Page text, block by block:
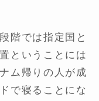
階では指定国と
ということには
ム帰りの人が成
で寝ることにな